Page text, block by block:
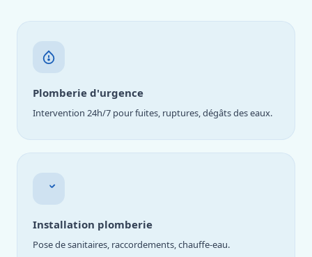
Plomberie d'urgence
Intervention 24h/7 pour fuites, ruptures, dégâts des eaux.
Installation plomberie
Pose de sanitaires, raccordements, chauffe-eau.